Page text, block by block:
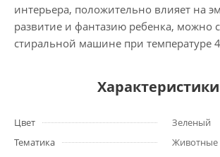
интерьера, положительно влияет на
развитие и фантазию ребенка, можно
стиральной машине при температуре
Характеристики
Цвет
Зеленый
Тематика
Животные